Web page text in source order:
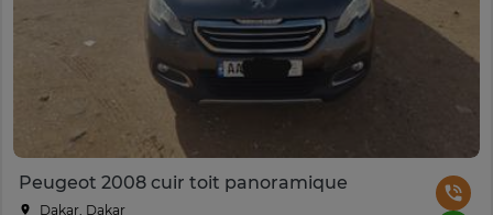
Peugeot 2008 cuir toit panoramique
Dakar, Dakar